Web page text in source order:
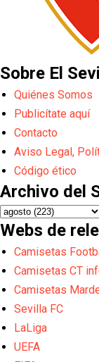
Sobre El
Quiénes Somos
Publicítate aquí
Contacto
Aviso Legal,
Código ético
Archivo del
Webs de
Camisetas
Camisetas CT
Camisetas
Sevilla FC
LaLiga
UEFA